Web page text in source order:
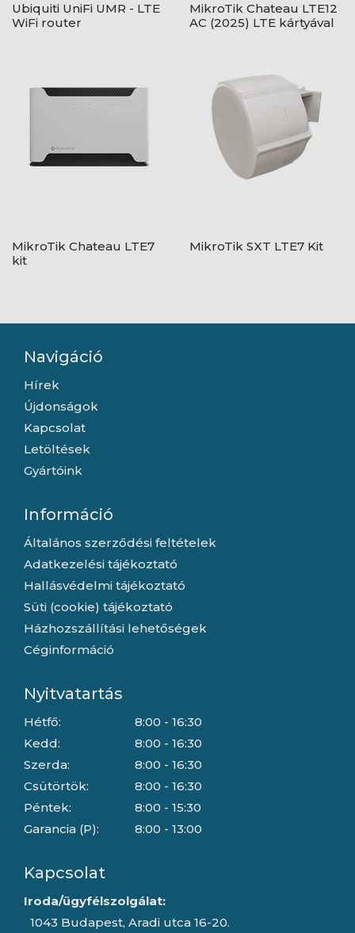
Ubiquiti UniFi UMR - LTE
WiFi router
MikroTik Chateau LTE12
AC (2025) LTE kártyával
MikroTik Chateau LTE7
kit
MikroTik SXT LTE7 Kit
Navigáció
Hírek
Újdonságok
Kapcsolat
Letöltések
Gyártóink
Információ
Általános szerződési feltételek
Adatkezelési tájékoztató
Hallásvédelmi tájékoztató
Süti (cookie) tájékoztató
Házhozszállítási lehetőségek
Céginformáció
Nyitvatartás
Hétfő:
Kedd:
Szerda:
Csütörtök:
Péntek:
Garancia (P):
8:00 - 16:30
8:00 - 16:30
8:00 - 16:30
8:00 - 16:30
8:00 - 15:30
8:00 - 13:00
Kapcsolat
Iroda/ügyfélszolgálat:
1043 Budapest, Aradi utca 16-20.